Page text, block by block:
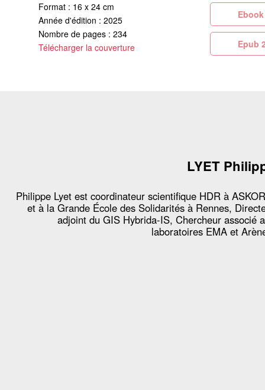
Format : 16 x 24 cm
Année d'édition : 2025
Nombre de pages : 234
Télécharger la couverture
LYET
Philippe Lyet est coordinateur scientifique HDR à
et à la Grande École des Solidarités à Rennes,
adjoint du GIS Hybrida-IS, Chercheur associé
laboratoires EMA et